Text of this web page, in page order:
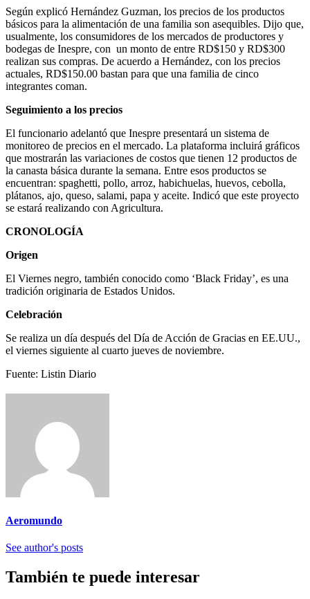
Según explicó Hernández Guzman, los precios de los productos
básicos para la alimentación de una familia son asequibles. Dijo que,
usualmente, los consumidores de los mercados de productores y
bodegas de Inespre, con un monto de entre RD$150 y RD$300
realizan sus compras. De acuerdo a Hernández, con los precios
actuales, RD$150.00 bastan para que una familia de cinco
integrantes coman.
Seguimiento a los precios
El funcionario adelantó que Inespre presentará un sistema de
monitoreo de precios en el mercado. La plataforma incluirá gráficos
que mostrarán las variaciones de costos que tienen 12 productos de
la canasta básica durante la semana. Entre esos productos se
encuentran: spaghetti, pollo, arroz, habichuelas, huevos, cebolla,
plátanos, ajo, queso, salami, papa y aceite. Indicó que este proyecto
se estará realizando con Agricultura.
CRONOLOGÍA
Origen
El Viernes negro, tam­bién conocido como ‘Black Friday’, es una
tradición originaria de Estados Unidos.
Celebración
Se realiza un día des­pués del Día de Acción de Gracias en EE.UU.,
el viernes siguiente al cuarto jueves de no­viembre.
Fuente: Listin Diario
Aeromundo
See author's posts
También te puede interesar